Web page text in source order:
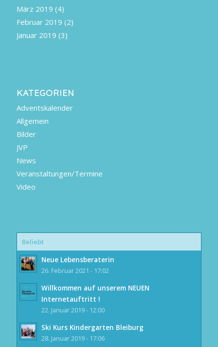
März 2019 (4)
Februar 2019 (2)
Januar 2019 (3)
KATEGORIEN
Adventskalender
Allgemein
Bilder
JVP
News
Veranstaltungen/Termine
Video
Beliebt
Neue Lebensberaterin
26. Februar 2021 - 17:02
Willkommen auf unserem NEUEN
Internetauftritt !
22. Januar 2019 - 12:00
Ski Kurs Kindergarten Bleiburg
28. Januar 2019 - 17:06